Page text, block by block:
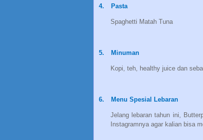
4. Pasta
Spaghetti Matah Tuna
5. Minuman
Kopi, teh, healthy juice dan
6. Menu Spesial Lebaran
Jelang lebaran tahun ini,
Instagramnya agar kalian bisa